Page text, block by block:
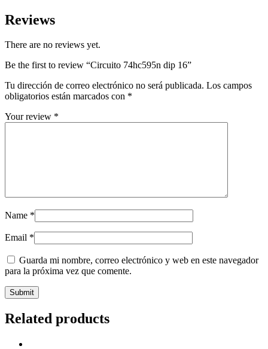
Reviews
There are no reviews yet.
Be the first to review “Circuito 74hc595n dip 16”
Tu dirección de correo electrónico no será publicada. Los campos
obligatorios están marcados con *
Your review *
Name *
Email *
Guarda mi nombre, correo electrónico y web en este navegador
para la próxima vez que comente.
Related products